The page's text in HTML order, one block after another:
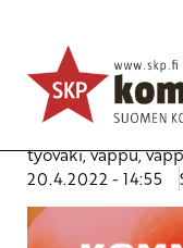
Kommunistien
29.4.!
Ajankohtaista
Avainsanat:ay-liike,
työväki,vappu,
20.4.2022 - 14:55